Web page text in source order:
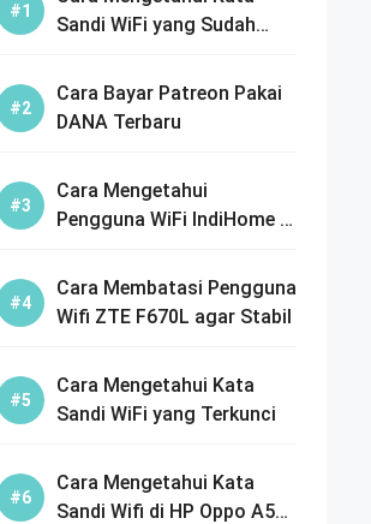
Sandi WiFi yang Sudah
Cara Bayar Patreon Pakai
DANA Terbaru
Cara Mengetahui
Pengguna WiFi IndiHome di
Cara Membatasi Pengguna
Wifi ZTE F670L agar Stabil
Cara Mengetahui Kata
Sandi WiFi yang Terkunci
Cara Mengetahui Kata
Sandi Wifi di HP Oppo A5s